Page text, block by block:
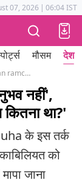
Tak Astrotak
07, 2026 | 06:04 IST
मौसम देश
shashi tharoor questions historian ramchandra guha over asking rahul gandhi qualification
नहीं',
था?'
के इस तर्क
को
जाना